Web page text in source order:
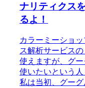
ナリティクス
るよ！
カラーミーショ
ス解析サービス
使えますが、グ
使いたいという人
私は当初、グー